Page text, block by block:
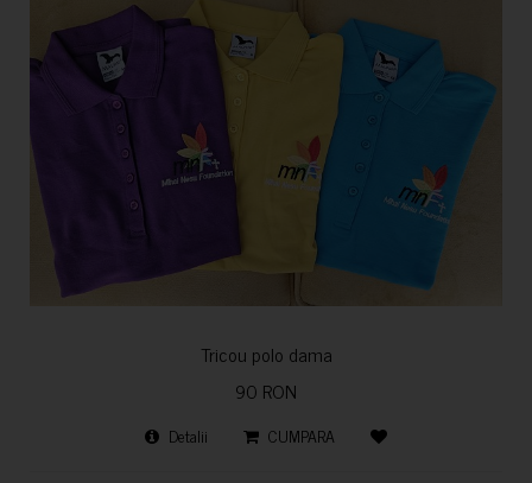
Tricou polo dama
90 RON
Detalii CUMPARA